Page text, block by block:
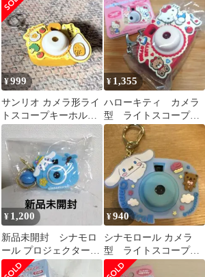
ダー（ミニチュアト
イ） マイメロディ ABS
樹脂・PVC 073695
¥999
サンリオ カメラ形ライ
トスコープキーホルダ
ー ぐでたま
¥ 1,355
ハローキティ カメラ
型 ライトスコープ
キーホルダー
¥ 1,200
新品未開封 シナモロ
ール プロジェクタート
イカメラキーホルダー
¥940
シナモロール カメラ
型 ライトスコープ
キーホルダー トイカ